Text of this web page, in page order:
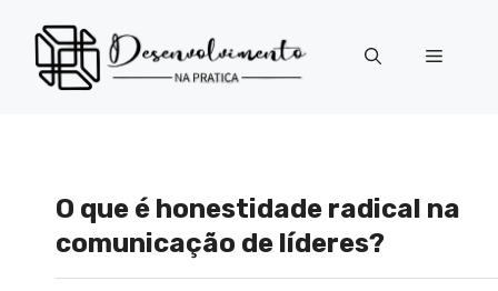
para
conteúdo
Menu
O que é honestidade radical na
comunicação de líderes?